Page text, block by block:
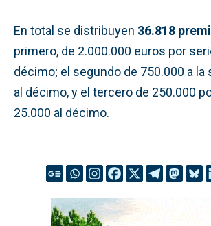
En total se distribuyen 36.818
primero, de 2.000.000 euros por
décimo; el segundo de 750.000 a la
al décimo, y el tercero de 250.000
25.000 al décimo.